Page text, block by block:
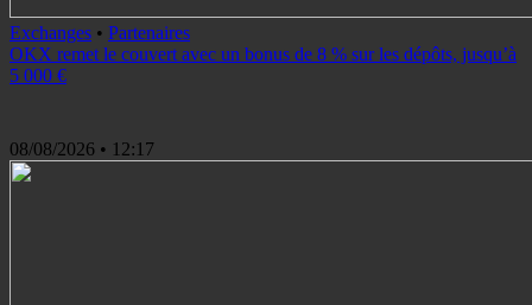
Exchanges • Partenaires
OKX remet le couvert avec un bonus de 8 % sur les dépôts, jusqu’à
5 000 €
08/08/2026 • 12:17